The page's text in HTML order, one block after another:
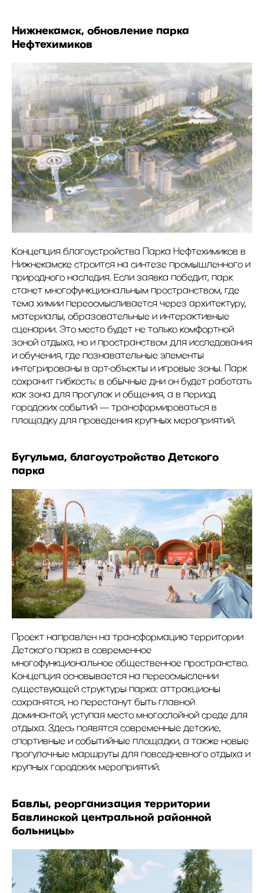
Нижнекамск, обновление парка
Нефтехимиков
Концепция благоустройства Парка Нефтехимиков в
Нижнекамске строится на синтезе промышленного и
природного наследия. Если заявка победит, парк
станет многофункциональным пространством, где
тема химии переосмысливается через архитектуру,
материалы, образовательные и интерактивные
сценарии. Это место будет не только комфортной
зоной отдыха, но и пространством для исследования
и обучения, где познавательные элементы
интегрированы в арт-объекты и игровые зоны. Парк
сохранит гибкость: в обычные дни он будет работать
как зона для прогулок и общения, а в период
городских событий — трансформироваться в
площадку для проведения крупных мероприятий.
Бугульма, благоустройство Детского
парка
Проект направлен на трансформацию территории
Детского парка в современное
многофункциональное общественное пространство.
Концепция основывается на переосмыслении
существующей структуры парка: аттракционы
сохранятся, но перестанут быть главной
доминантой, уступая место многослойной среде для
отдыха. Здесь появятся современные детские,
спортивные и событийные площадки, а также новые
прогулочные маршруты для повседневного отдыха и
крупных городских мероприятий.
Бавлы, реорганизация территории
Бавлинской центральной районной
больницы»